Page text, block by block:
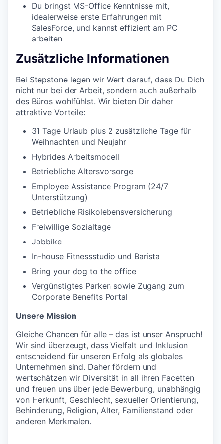
Du bringst MS-Office Kenntnisse mit,
idealerweise erste Erfahrungen mit
SalesForce, und kannst effizient am PC
arbeiten
Zusätzliche Informationen
Bei Stepstone legen wir Wert darauf, dass Du Dich
nicht nur bei der Arbeit, sondern auch außerhalb
des Büros wohlfühlst. Wir bieten Dir daher
attraktive Vorteile:
31 Tage Urlaub plus 2 zusätzliche Tage für
Weihnachten und Neujahr
Hybrides Arbeitsmodell
Betriebliche Altersvorsorge
Employee Assistance Program (24/7
Unterstützung)
Betriebliche Risikolebensversicherung
Freiwillige Sozialtage
Jobbike
In-house Fitnessstudio und Barista
Bring your dog to the office
Vergünstigtes Parken sowie Zugang zum
Corporate Benefits Portal
Unsere Mission
Gleiche Chancen für alle – das ist unser Anspruch!
Wir sind überzeugt, dass Vielfalt und Inklusion
entscheidend für unseren Erfolg als globales
Unternehmen sind. Daher fördern und
wertschätzen wir Diversität in all ihren Facetten
und freuen uns über jede Bewerbung, unabhängig
von Herkunft, Geschlecht, sexueller Orientierung,
Behinderung, Religion, Alter, Familienstand oder
anderen Merkmalen.